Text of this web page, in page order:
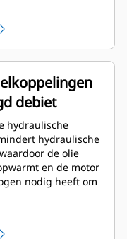
inwendig door de
om ze tegen
waardoor
slangen en
vuilafschermingen
aan
voorkomt
het hydraulisch
debiet
hydraulische
hydraulische
de olie
en de motor
nodig heeft om